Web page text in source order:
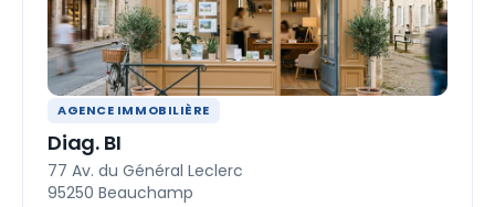
AGENCE IMMOBILIÈRE
Diag. BI
77 Av. du Général Leclerc
95250 Beauchamp